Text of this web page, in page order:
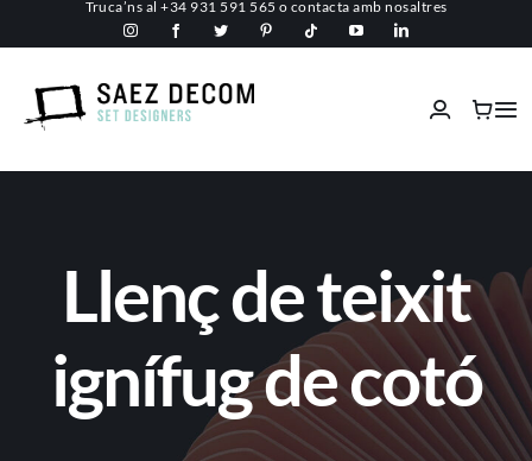
to
content
Truca’ns al+34 931 591 565 o contacta amb nosaltres
Espais comercials
Ignífugs
Llenç de teixit
ignífug de cotó